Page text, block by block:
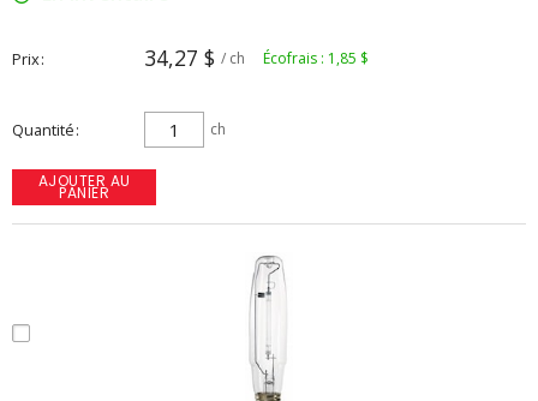
Prix 34,27 $ / ch Écofrais : 1,85 $
Quantité ch
AJOUTER AU
PANIER